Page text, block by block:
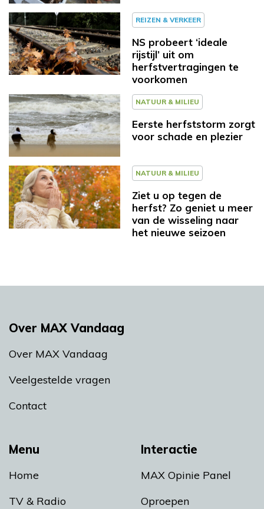
REIZEN & VERKEER
NS probeert ‘ideale
rijstijl’ uit om
herfstvertragingen te
voorkomen
NATUUR & MILIEU
Eerste herfststorm zorgt
voor schade en plezier
NATUUR & MILIEU
Ziet u op tegen de
herfst? Zo geniet u meer
van de wisseling naar
het nieuwe seizoen
Menu
Home
TV & Radio
Interactie
MAX Opinie Panel
Oproepen
Over MAX Vandaag
Over MAX Vandaag
Veelgestelde vragen
Contact